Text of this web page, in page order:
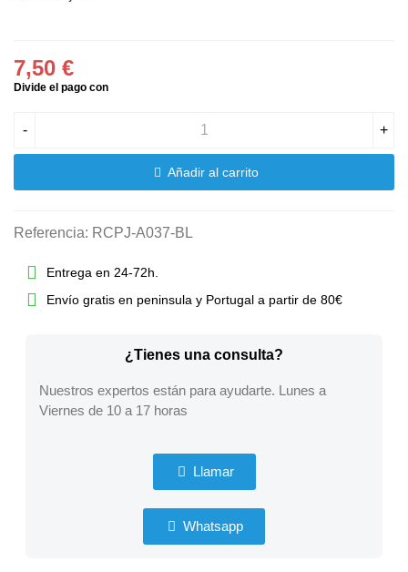
7,50 €
- +
Añadir al carrito
Referencia: RCPJ-A037-BL
Entrega en 24-72h.
Envío gratis en peninsula y Portugal a partir de 80€
¿Tienes una consulta?
Nuestros expertos están para ayudarte. Lunes a
Viernes de 10 a 17 horas
Llamar
Whatsapp